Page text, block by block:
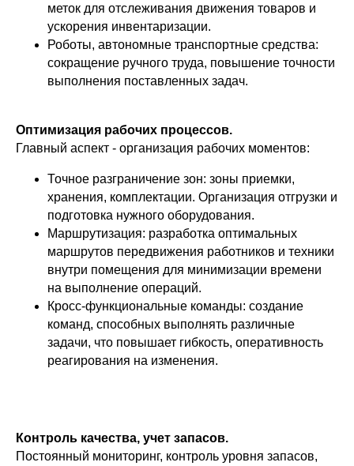
меток для отслеживания движения товаров и
ускорения инвентаризации.
Роботы, автономные транспортные средства:
сокращение ручного труда, повышение точности
выполнения поставленных задач.
Оптимизация рабочих процессов.
Главный аспект - организация рабочих моментов:
Точное разграничение зон: зоны приемки,
хранения, комплектации. Организация отгрузки и
подготовка нужного оборудования.
Маршрутизация: разработка оптимальных
маршрутов передвижения работников и техники
внутри помещения для минимизации времени
на выполнение операций.
Кросс-функциональные команды: создание
команд, способных выполнять различные
задачи, что повышает гибкость, оперативность
реагирования на изменения.
Контроль качества, учет запасов.
Постоянный мониторинг, контроль уровня запасов,